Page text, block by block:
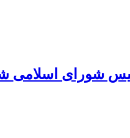
رئیس شورای